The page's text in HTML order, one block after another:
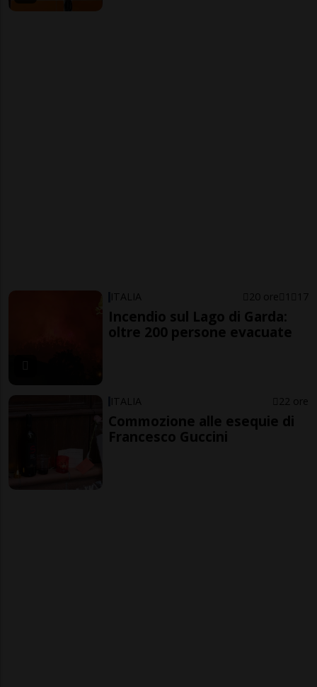
ITALIA 20 ore 1 17
Incendio sul Lago di Garda:
oltre 200 persone evacuate
ITALIA 22 ore
Commozione alle esequie di
Francesco Guccini